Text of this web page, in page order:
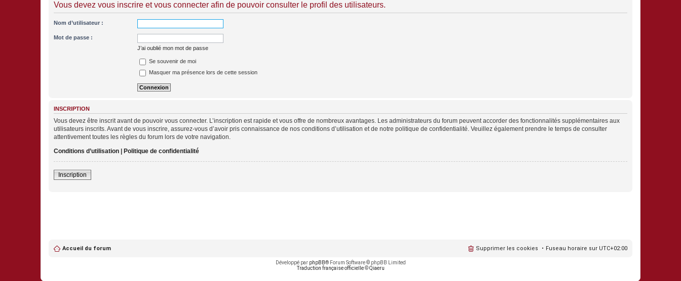
Vous devez vous inscrire et vous connecter afin de pouvoir consulter le profil des utilisateurs.
Nom d’utilisateur :
Mot de passe :
J’ai oublié mon mot de passe
Se souvenir de moi
Masquer ma présence lors de cette session
INSCRIPTION
Vous devez être inscrit avant de pouvoir vous connecter. L’inscription est rapide et vous offre de nombreux avantages. Les administrateurs du forum peuvent accorder des fonctionnalités supplémentaires aux
utilisateurs inscrits. Avant de vous inscrire, assurez-vous d’avoir pris connaissance de nos conditions d’utilisation et de notre politique de confidentialité. Veuillez également prendre le temps de consulter
attentivement toutes les règles du forum lors de votre navigation.
Conditions d’utilisation | Politique de confidentialité
Inscription
Accueil du forum Fuseau horaire sur UTC+02:00
Supprimer les cookies
Développé par phpBB® Forum Software © phpBB Limited
Traduction française officielle©Qiaeru